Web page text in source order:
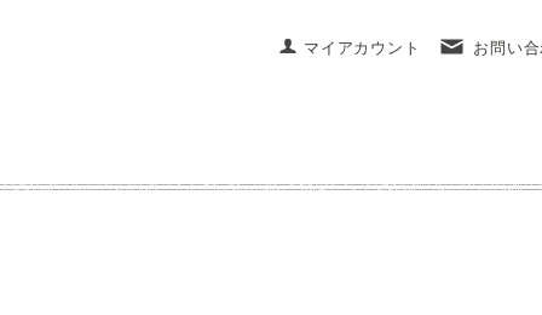
マイアカウント お問い